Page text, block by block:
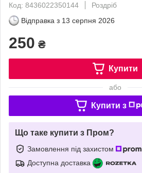
Код: 8436022350144
Роздріб
Відправка з 13 серпня 2026
250 ₴
Купити
або
Купити з
Що таке купити з Пром?
Замовлення під захистом
Доступна доставка